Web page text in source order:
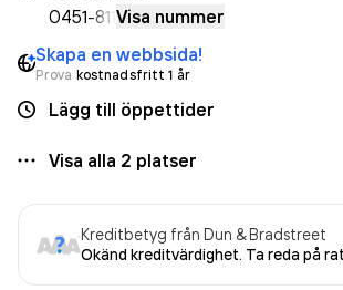
0451-811Visa nummer
Skapa en webbsida!
Prova kostnadsfritt 1 år
Lägg till öppettider
Visa alla 2 platser
Kreditbetyg från Dun & Bradstreet
Okänd kreditvärdighet. Ta reda på